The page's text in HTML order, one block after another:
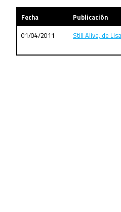
Fecha
Publicación
01/04/2011
Still Alive, de